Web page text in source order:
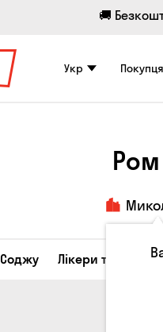
🚚
Укр
Ром
Соджу Лікери та